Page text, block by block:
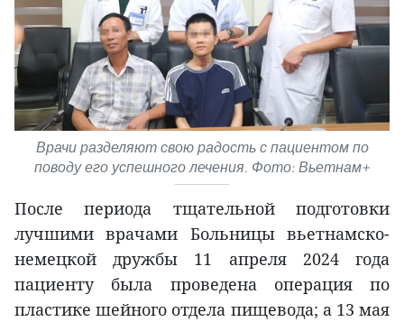
Врачи разделяют свою радость с пациентом по
поводу его успешного лечения. Фото: Вьетнам+
После периода тщательной подготовки
лучшими врачами Больницы вьетнамско-
немецкой дружбы 11 апреля 2024 года
пациенту была проведена операция по
пластике шейного отдела пищевода; а 13 мая